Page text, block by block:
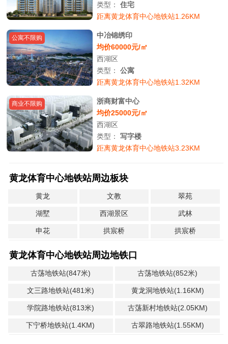
类型：住宅
距离黄龙体育中心地铁站1.26KM
公寓不限购
中冶锦绣印
均价60000元/㎡
西湖区
类型：公寓
距离黄龙体育中心地铁站1.32KM
商业不限购
浙商财富中心
均价25000元/㎡
西湖区
类型：写字楼
距离黄龙体育中心地铁站3.23KM
黄龙体育中心地铁站周边板块
黄龙 文教 翠苑
湖墅 西湖景区 武林
申花 拱宸桥 拱宸桥
黄龙体育中心地铁站周边地铁口
古荡地铁站(847米) 古荡地铁站(852米)
文三路地铁站(481米) 黄龙洞地铁站(1.16KM)
学院路地铁站(813米) 古荡新村地铁站(2.05KM)
下宁桥地铁站(1.4KM) 古翠路地铁站(1.55KM)